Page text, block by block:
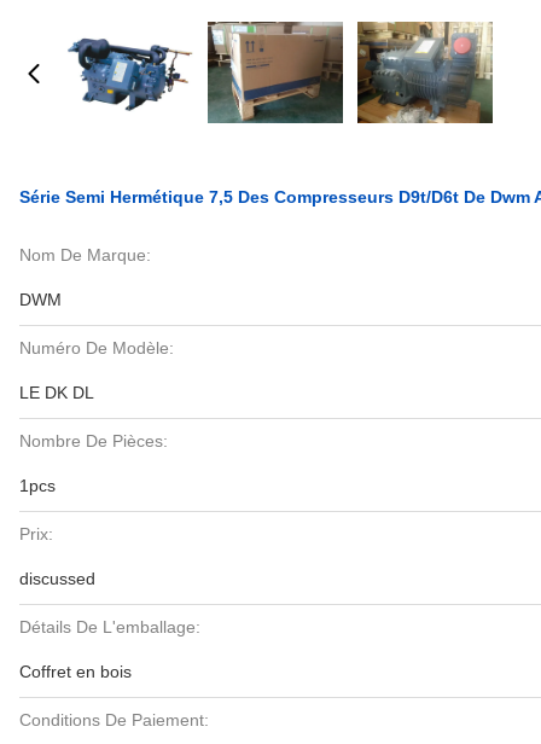
Série Semi Hermétique 7,5 Des Compresseurs D9t/D6t De
Nom De Marque:
DWM
Numéro De Modèle:
LE DK DL
Nombre De Pièces:
1pcs
Prix:
discussed
Détails De L'emballage:
Coffret en bois
Conditions De Paiement: